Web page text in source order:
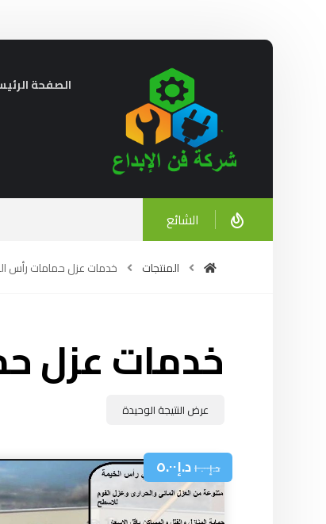
الصفحة
الشائع
المنتجات خدمات عزل حمامات رأس
خدمات عزل
عرض النتيجة الوحيدة
د.إ١٠.٠٠د.إ٥.٠٠